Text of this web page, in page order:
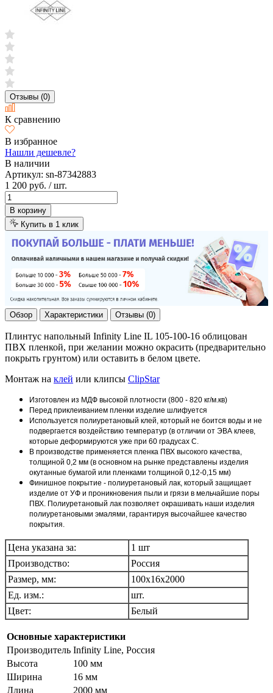
Отзывы (0)
К сравнению
В избранное
Нашли дешевле?
В наличии
Артикул: sn-87342883
1 200 руб. / шт.
В корзину
Купить в 1 клик
Обзор Характеристики Отзывы (0)
Плинтус напольный Infinity Line IL 105-100-16 облицован
ПВХ пленкой, при желании можно окрасить (предварительно
покрыть грунтом) или оставить в белом цвете.
Монтаж на клей или клипсы ClipStar
Изготовлен из МДФ высокой плотности (800 - 820 кг/м.кв)
Перед приклеиванием пленки изделие шлифуется
Используется полиуретановый клей, который не боится воды и не
подвергается воздействию температур (в отличии от ЭВА клеев,
которые деформируются уже при 60 градусах С.
В производстве применяется пленка ПВХ высокого качества,
толщиной 0,2 мм (в основном на рынке представлены изделия
окутанные бумагой или пленками толщиной 0,12-0,15 мм)
Финишное покрытие - полиуретановый лак, который защищает
изделие от УФ и проникновения пыли и грязи в мельчайшие поры
ПВХ. Полиуретановый лак позволяет окрашивать наши изделия
полиуретановыми эмалями, гарантируя высочайшее качество
покрытия.
Цена указана за:
1 шт
Производство:
Россия
Размер, мм:
100х16х2000
Ед. изм.:
шт.
Цвет:
Белый
Основные характеристики
Производитель Infinity Line, Россия
Высота
100 мм
Ширина
16 мм
Длина
2000 мм